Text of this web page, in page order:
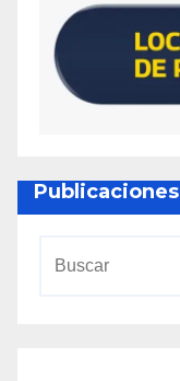
Publicaciones